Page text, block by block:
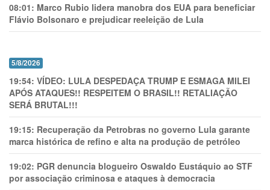
08:01: Marco Rubio lidera manobra dos EUA para beneficiar
Flávio Bolsonaro e prejudicar reeleição de Lula
5/8/2026
19:54: VÍDEO: LULA DESPEDAÇA TRUMP E ESMAGA MILEI
APÓS ATAQUES!! RESPEITEM O BRASIL!! RETALIAÇÃO
SERÁ BRUTAL!!!
19:15: Recuperação da Petrobras no governo Lula garante
marca histórica de refino e alta na produção de petróleo
19:02: PGR denuncia blogueiro Oswaldo Eustáquio ao STF
por associação criminosa e ataques à democracia